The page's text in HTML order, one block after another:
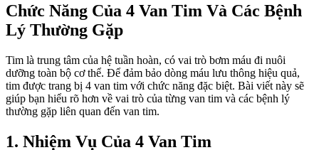
Chức Năng Của 4 Van Tim Và Các Bệnh
Lý Thường Gặp
Tim là trung tâm của hệ tuần hoàn, có vai trò bơm máu đi nuôi
dưỡng toàn bộ cơ thể. Để đảm bảo dòng máu lưu thông hiệu quả,
tim được trang bị 4 van tim với chức năng đặc biệt. Bài viết này sẽ
giúp bạn hiểu rõ hơn về vai trò của từng van tim và các bệnh lý
thường gặp liên quan đến van tim.
1. Nhiệm Vụ Của 4 Van Tim